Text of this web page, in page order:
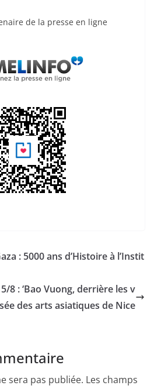
de la presse en ligne
: 5000 ans d’Histoire à l’Instit
8 : ‘Bao Vuong, derrière les v
des arts asiatiques de Nice
sera pas publiée. Les champs